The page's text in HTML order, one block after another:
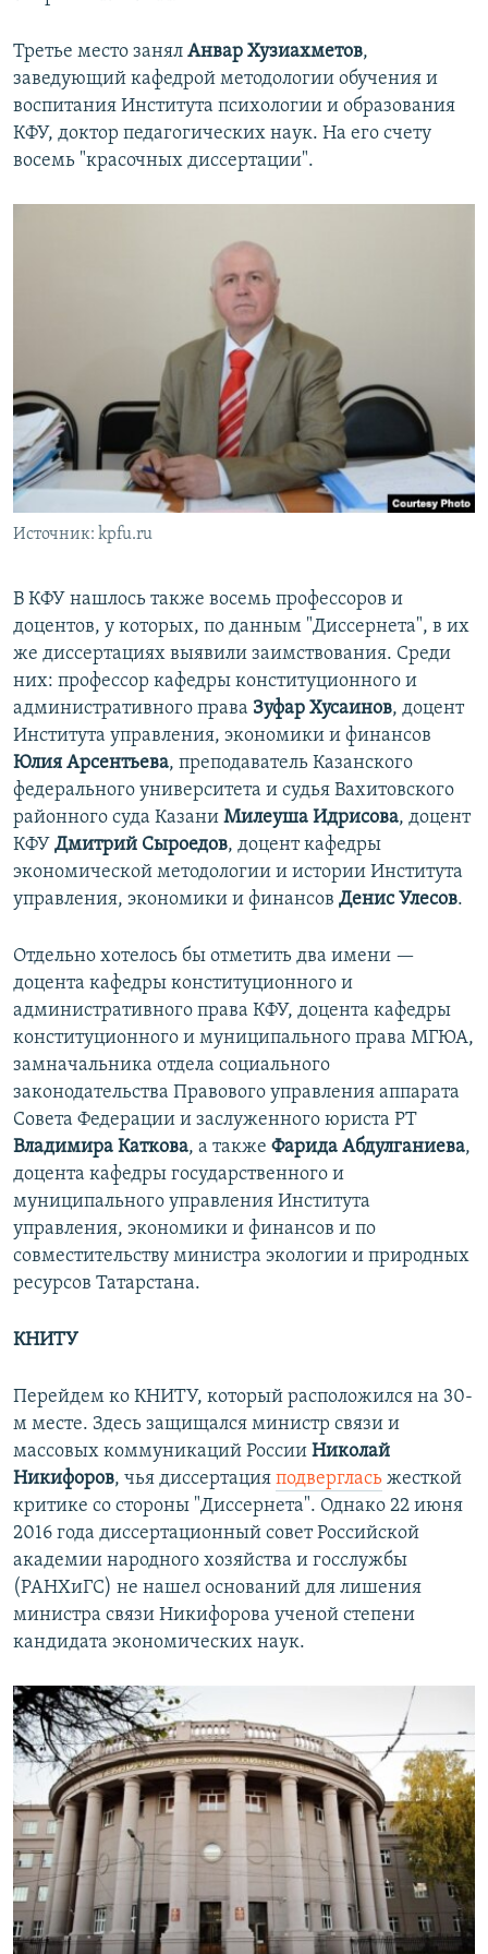
Третье место занял Анвар Хузиахметов,
заведующий кафедрой методологии обучения и
воспитания Института психологии и образования
КФУ, доктор педагогических наук. На его счету
восемь "красочных диссертации".
Источник: kpfu.ru
В КФУ нашлось также восемь профессоров и
доцентов, у которых, по данным "Диссернета", в их
же диссертациях выявили заимствования. Среди
них: профессор кафедры конституционного и
административного права Зуфар Хусаинов, доцент
Института управления, экономики и финансов
Юлия Арсентьева, преподаватель Казанского
федерального университета и судья Вахитовского
районного суда Казани Милеуша Идрисова, доцент
КФУ Дмитрий Сыроедов, доцент кафедры
экономической методологии и истории Института
управления, экономики и финансов Денис Улесов.
Отдельно хотелось бы отметить два имени —
доцента кафедры конституционного и
административного права КФУ, доцента кафедры
конституционного и муниципального права МГЮА,
замначальника отдела социального
законодательства Правового управления аппарата
Совета Федерации и заслуженного юриста РТ
Владимира Каткова, а также Фарида Абдулганиева,
доцента кафедры государственного и
муниципального управления Института
управления, экономики и финансов и по
совместительству министра экологии и природных
ресурсов Татарстана.
КНИТУ
Перейдем ко КНИТУ, который расположился на 30-
м месте. Здесь защищался министр связи и
массовых коммуникаций России Николай
Никифоров, чья диссертация подверглась жесткой
критике со стороны "Диссернета". Однако 22 июня
2016 года диссертационный совет Российской
академии народного хозяйства и госслужбы
(РАНХиГС) не нашел оснований для лишения
министра связи Никифорова ученой степени
кандидата экономических наук.